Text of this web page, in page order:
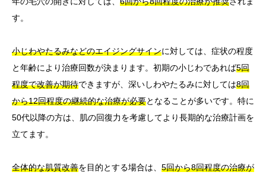
す。
小じわやたるみなどのエイジングサインに対しては、症状の程度
と年齢により治療回数が決まります。初期の小じわであれば5回
程度で改善が期待できますが、深いしわやたるみに対しては8回
から12回程度の継続的な治療が必要となることが多いです。特に
50代以降の方は、肌の回復力を考慮してより長期的な治療計画を
立てます。
全体的な肌質改善を目的とする場合は、 5回から8回程度の治療が